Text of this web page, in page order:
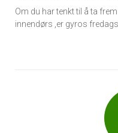
Om du har tenkt til å ta
innendørs ,er gyros